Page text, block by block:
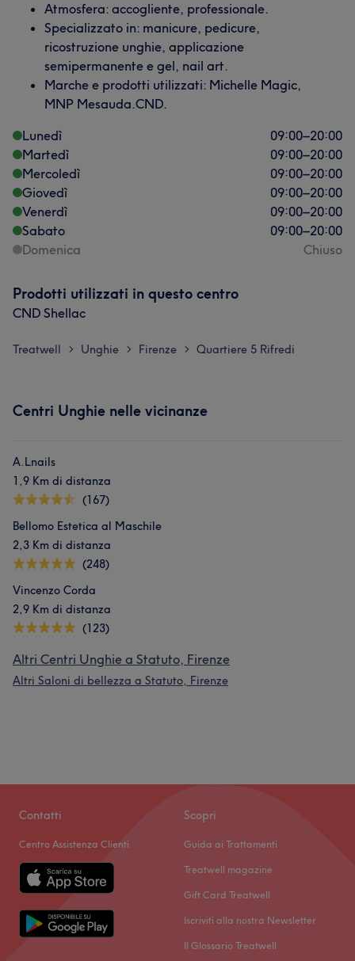
Preciso/a
Atmosfera: accogliente, professionale.
Specializzato in: manicure, pedicure,
ricostruzione unghie, applicazione
semipermanente e gel, nail art.
Marche e prodotti utilizzati: Michelle Magic,
MNP Mesauda.CND.
Lunedì
09:00–20:00
Martedì
09:00–20:00
Mercoledì
09:00–20:00
Giovedì
09:00–20:00
Venerdì
09:00–20:00
Sabato
09:00–20:00
Domenica
Chiuso
Prodotti utilizzati in questo centro
CND Shellac
Treatwell > Unghie > Firenze > Quartiere 5 Rifredi
Centri Unghie nelle vicinanze
A.Lnails
1,9 Km di distanza
(167)
Bellomo Estetica al Maschile
2,3 Km di distanza
(248)
Vincenzo Corda
2,9 Km di distanza
(123)
Altri Centri Unghie a Statuto, Firenze
Altri Saloni di bellezza a Statuto, Firenze
Contatti
Centro Assistenza Clienti
Scopri
Guida ai Trattamenti
Treatwell magazine
Gift Card Treatwell
Iscriviti alla nostra Newsletter
Il Glossario Treatwell